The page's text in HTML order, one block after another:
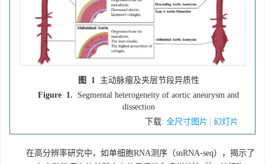
图 1
主动脉瘤及夹层节段异质性
Figure 1.
Segmental heterogeneity of aortic aneurysm and
dissection
下载: 全尺寸图片 幻灯片
在高分辨率研究中，如单细胞RNA测序（snRNA-seq），揭示了